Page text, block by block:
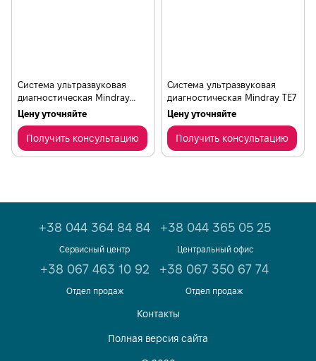
Cистема ультразвуковая
диагностическая Mindray
МХ7
Цену уточняйте
Получить консультацию
Cистема ультразвуковая
диагностическая Mindray ТЕ7
Цену уточняйте
Получить консультацию
+38 044 364 84 84
Сервисный центр
+38 044 365 05 25
Центральный офис
+38 067 463 10 92
Отдел продаж
+38 067 350 67 74
Отдел продаж
Контакты
Полная версия сайта